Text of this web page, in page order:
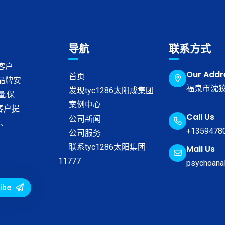
户
牌安
,保
户提
导航
首页
发现tyc1286太阳成集团
案例中心
公司新闻
公司服务
联系tyc1286太阳集团
11777
联系方式
Our
福泉市沈
Call Us
Mail Us